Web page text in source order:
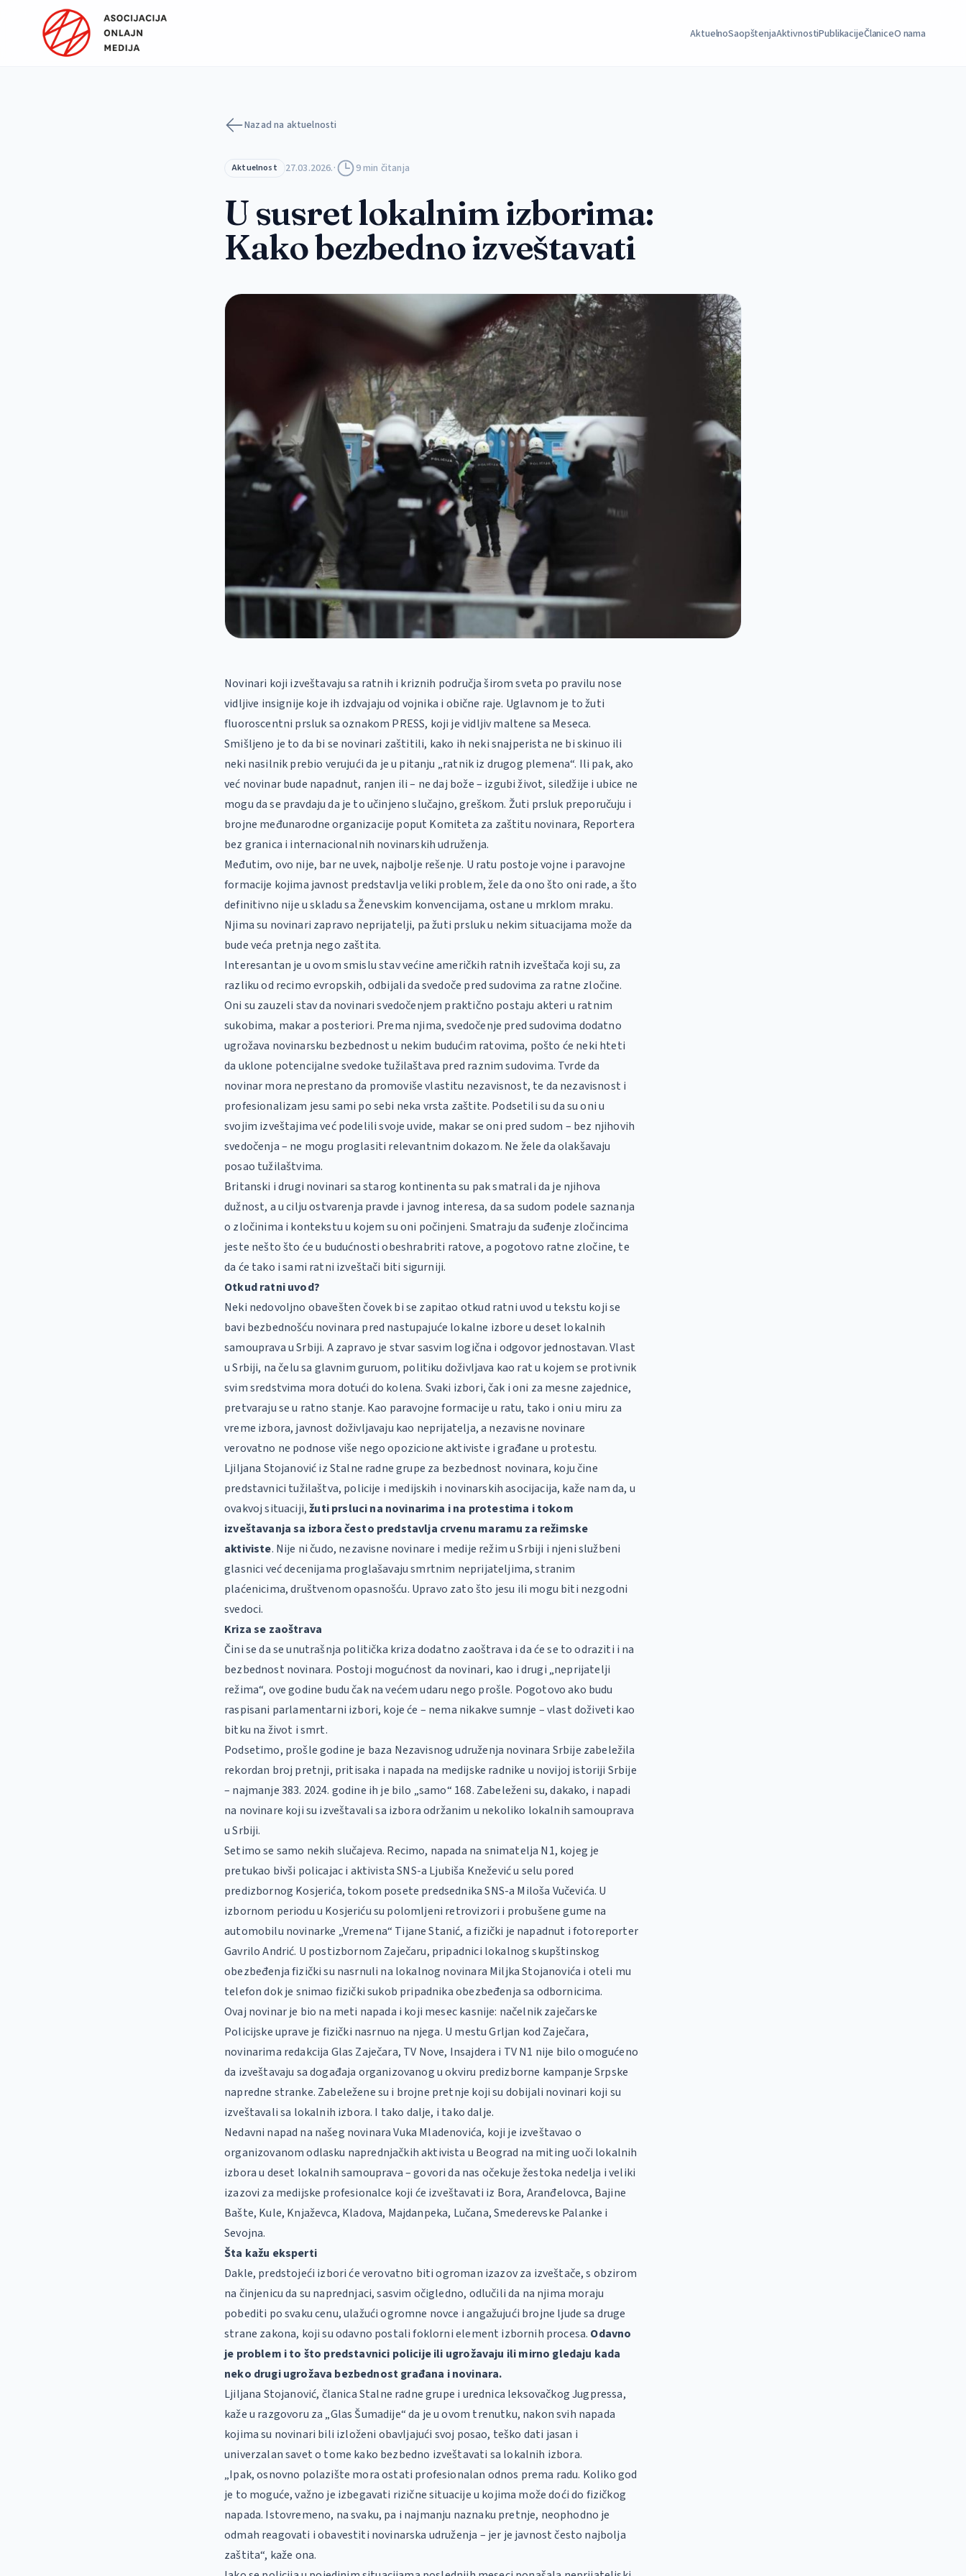
Preskoči na sadržaj
AktuelnoSaopštenjaAktivnostiPublikacijeČlaniceO nama
Nazad na aktuelnosti
Aktuelnost 27.03.2026.· 9 min čitanja
U susret lokalnim izborima:
Kako bezbedno izveštavati
Novinari koji izveštavaju sa ratnih i kriznih područja širom sveta po pravilu nose
vidljive insignije koje ih izdvajaju od vojnika i obične raje. Uglavnom je to žuti
fluoroscentni prsluk sa oznakom PRESS, koji je vidljiv maltene sa Meseca.
Smišljeno je to da bi se novinari zaštitili, kako ih neki snajperista ne bi skinuo ili
neki nasilnik prebio verujući da je u pitanju „ratnik iz drugog plemena“. Ili pak, ako
već novinar bude napadnut, ranjen ili – ne daj bože – izgubi život, siledžije i ubice ne
mogu da se pravdaju da je to učinjeno slučajno, greškom. Žuti prsluk preporučuju i
brojne međunarodne organizacije poput Komiteta za zaštitu novinara, Reportera
bez granica i internacionalnih novinarskih udruženja.
Međutim, ovo nije, bar ne uvek, najbolje rešenje. U ratu postoje vojne i paravojne
formacije kojima javnost predstavlja veliki problem, žele da ono što oni rade, a što
definitivno nije u skladu sa Ženevskim konvencijama, ostane u mrklom mraku.
Njima su novinari zapravo neprijatelji, pa žuti prsluk u nekim situacijama može da
bude veća pretnja nego zaštita.
Interesantan je u ovom smislu stav većine američkih ratnih izveštača koji su, za
razliku od recimo evropskih, odbijali da svedoče pred sudovima za ratne zločine.
Oni su zauzeli stav da novinari svedočenjem praktično postaju akteri u ratnim
sukobima, makar a posteriori. Prema njima, svedočenje pred sudovima dodatno
ugrožava novinarsku bezbednost u nekim budućim ratovima, pošto će neki hteti
da uklone potencijalne svedoke tužilaštava pred raznim sudovima. Tvrde da
novinar mora neprestano da promoviše vlastitu nezavisnost, te da nezavisnost i
profesionalizam jesu sami po sebi neka vrsta zaštite. Podsetili su da su oni u
svojim izveštajima već podelili svoje uvide, makar se oni pred sudom – bez njihovih
svedočenja – ne mogu proglasiti relevantnim dokazom. Ne žele da olakšavaju
posao tužilaštvima.
Britanski i drugi novinari sa starog kontinenta su pak smatrali da je njihova
dužnost, a u cilju ostvarenja pravde i javnog interesa, da sa sudom podele saznanja
o zločinima i kontekstu u kojem su oni počinjeni. Smatraju da suđenje zločincima
jeste nešto što će u budućnosti obeshrabriti ratove, a pogotovo ratne zločine, te
da će tako i sami ratni izveštači biti sigurniji.
Otkud ratni uvod?
Neki nedovoljno obavešten čovek bi se zapitao otkud ratni uvod u tekstu koji se
bavi bezbednošću novinara pred nastupajuće lokalne izbore u deset lokalnih
samouprava u Srbiji. A zapravo je stvar sasvim logična i odgovor jednostavan. Vlast
u Srbiji, na čelu sa glavnim guruom, politiku doživljava kao rat u kojem se protivnik
svim sredstvima mora dotući do kolena. Svaki izbori, čak i oni za mesne zajednice,
pretvaraju se u ratno stanje. Kao paravojne formacije u ratu, tako i oni u miru za
vreme izbora, javnost doživljavaju kao neprijatelja, a nezavisne novinare
verovatno ne podnose više nego opozicione aktiviste i građane u protestu.
Ljiljana Stojanović iz Stalne radne grupe za bezbednost novinara, koju čine
predstavnici tužilaštva, policije i medijskih i novinarskih asocijacija, kaže nam da, u
ovakvoj situaciji,žuti prsluci na novinarima i na protestima i tokom
izveštavanja sa izbora često predstavlja crvenu maramu za režimske
aktiviste. Nije ni čudo, nezavisne novinare i medije režim u Srbiji i njeni službeni
glasnici već decenijama proglašavaju smrtnim neprijateljima, stranim
plaćenicima, društvenom opasnošću. Upravo zato što jesu ili mogu biti nezgodni
svedoci.
Kriza se zaoštrava
Čini se da se unutrašnja politička kriza dodatno zaoštrava i da će se to odraziti i na
bezbednost novinara. Postoji mogućnost da novinari, kao i drugi „neprijatelji
režima“, ove godine budu čak na većem udaru nego prošle. Pogotovo ako budu
raspisani parlamentarni izbori, koje će – nema nikakve sumnje – vlast doživeti kao
bitku na život i smrt.
Podsetimo, prošle godine je baza Nezavisnog udruženja novinara Srbije zabeležila
rekordan broj pretnji, pritisaka i napada na medijske radnike u novijoj istoriji Srbije
– najmanje 383. 2024. godine ih je bilo „samo“ 168. Zabeleženi su, dakako, i napadi
na novinare koji su izveštavali sa izbora održanim u nekoliko lokalnih samouprava
u Srbiji.
Setimo se samo nekih slučajeva. Recimo, napada na snimatelja N1, kojeg je
pretukao bivši policajac i aktivista SNS-a Ljubiša Knežević u selu pored
predizbornog Kosjerića, tokom posete predsednika SNS-a Miloša Vučevića. U
izbornom periodu u Kosjeriću su polomljeni retrovizori i probušene gume na
automobilu novinarke „Vremena“ Tijane Stanić, a fizički je napadnut i fotoreporter
Gavrilo Andrić. U postizbornom Zaječaru, pripadnici lokalnog skupštinskog
obezbeđenja fizički su nasrnuli na lokalnog novinara Miljka Stojanovića i oteli mu
telefon dok je snimao fizički sukob pripadnika obezbeđenja sa odbornicima.
Ovaj novinar je bio na meti napada i koji mesec kasnije: načelnik zaječarske
Policijske uprave je fizički nasrnuo na njega. U mestu Grljan kod Zaječara,
novinarima redakcija Glas Zaječara, TV Nove, Insajdera i TV N1 nije bilo omogućeno
da izveštavaju sa događaja organizovanog u okviru predizborne kampanje Srpske
napredne stranke. Zabeležene su i brojne pretnje koji su dobijali novinari koji su
izveštavali sa lokalnih izbora. I tako dalje, i tako dalje.
Nedavni napad na našeg novinara Vuka Mladenovića, koji je izveštavao o
organizovanom odlasku naprednjačkih aktivista u Beograd na miting uoči lokalnih
izbora u deset lokalnih samouprava – govori da nas očekuje žestoka nedelja i veliki
izazovi za medijske profesionalce koji će izveštavati iz Bora, Aranđelovca, Bajine
Bašte, Kule, Knjaževca, Kladova, Majdanpeka, Lučana, Smederevske Palanke i
Sevojna.
Šta kažu eksperti
Dakle, predstojeći izbori će verovatno biti ogroman izazov za izveštače, s obzirom
na činjenicu da su naprednjaci, sasvim očigledno, odlučili da na njima moraju
pobediti po svaku cenu, ulažući ogromne novce i angažujući brojne ljude sa druge
strane zakona, koji su odavno postali foklorni element izbornih procesa. Odavno
je problem i to što predstavnici policije ili ugrožavaju ili mirno gledaju kada
neko drugi ugrožava bezbednost građana i novinara.
Ljiljana Stojanović, članica Stalne radne grupe i urednica leksovačkog Jugpressa,
kaže u razgovoru za „Glas Šumadije“ da je u ovom trenutku, nakon svih napada
kojima su novinari bili izloženi obavljajući svoj posao, teško dati jasan i
univerzalan savet o tome kako bezbedno izveštavati sa lokalnih izbora.
„Ipak, osnovno polazište mora ostati profesionalan odnos prema radu. Koliko god
je to moguće, važno je izbegavati rizične situacije u kojima može doći do fizičkog
napada. Istovremeno, na svaku, pa i najmanju naznaku pretnje, neophodno je
odmah reagovati i obavestiti novinarska udruženja – jer je javnost često najbolja
zaštita“, kaže ona.